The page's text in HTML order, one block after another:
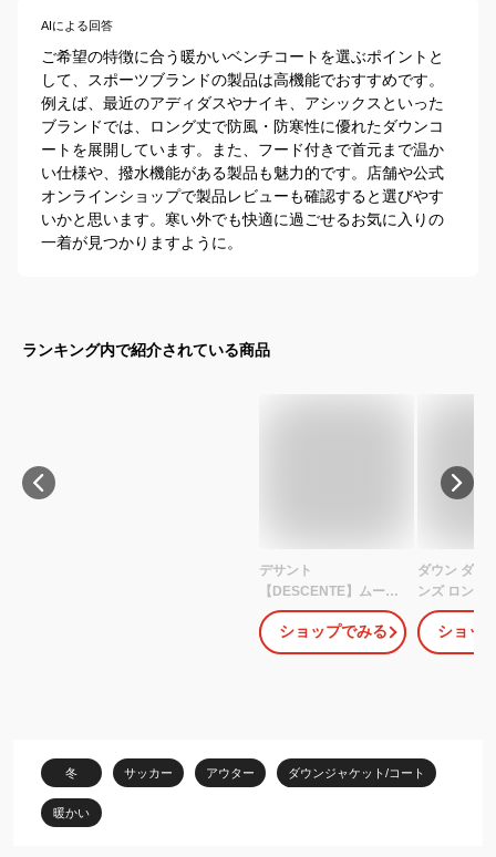
AIによる回答
ご希望の特徴に合う暖かいベンチコートを選ぶポイントと
して、スポーツブランドの製品は高機能でおすすめです。
例えば、最近のアディダスやナイキ、アシックスといった
ブランドでは、ロング丈で防風・防寒性に優れたダウンコ
ートを展開しています。また、フード付きで首元まで温か
い仕様や、撥水機能がある製品も魅力的です。店舗や公式
オンラインショップで製品レビューも確認すると選びやす
いかと思います。寒い外でも快適に過ごせるお気に入りの
一着が見つかりますように。
ランキング内で紹介されている商品
デサント
【DESCENTE】ムーブ
スポーツ 【MOVE
SPORT】メンズ スーパ
ーロング ダウンコート
ツウェア/スポーツ観戦/
防寒/はっ水/保温/防風/軽
ショップでみる
ダウン ダウ
ンズ ロング
い ベンチコ
ジャケット
毛 フード付
ット
ショッ
冬 サッカー アウター ダウンジャケット/コート
暖かい